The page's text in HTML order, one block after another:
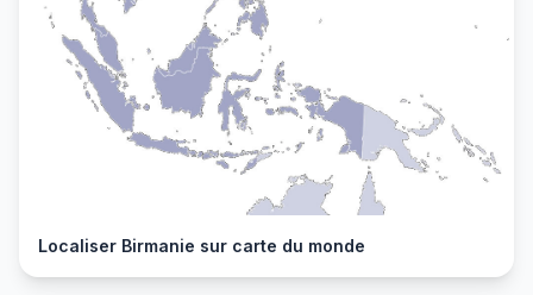
Localiser Birmanie sur carte du monde